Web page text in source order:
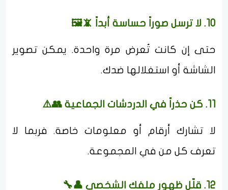
10. لا ترسل صوراً حساسة أبداً 📵🖼
حتى إن كانت تُعرض مرة واحدة. يمكن تصوير
الشاشة أو استغلالها ضدك.
11. كن حذراً في الدردشات الجماعية 👥⚠️
لا تشارك أرقام أو معلومات خاصة. فربما لا
تعرف كل من في المجموعة.
12. قلّل ظهور ملفك الشخصي 👤🔧